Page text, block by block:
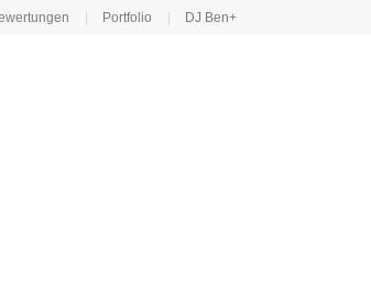
Portfolio DJ Ben+